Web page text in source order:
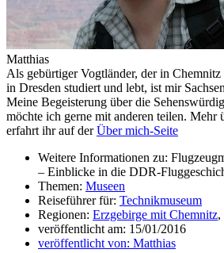
Matthias
Als gebürtiger Vogtländer, der in
in Dresden studiert und lebt, ist mir
Meine Begeisterung über die
möchte ich gerne mit anderen teilen. Mehr
erfahrt ihr auf derÜber mich-Seite
Weitere Informationen zu:
– Einblicke in die DDR-
Themen: Museen
Reiseführer für: Technikmuseum
Regionen: Erzgebirge mit Chemnitz,
veröffentlicht am: 15/01/2016
veröffentlicht von: Matthias